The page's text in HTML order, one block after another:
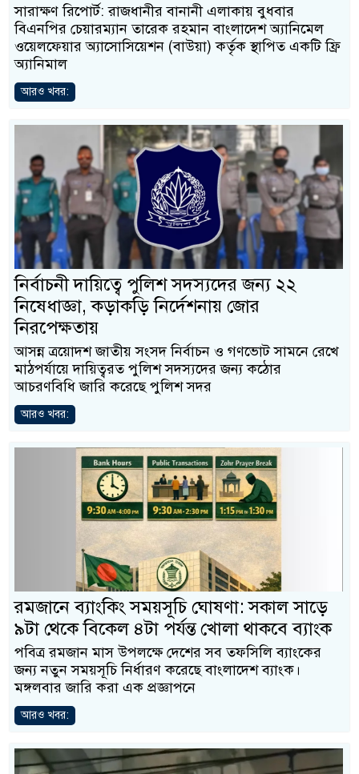
সারাক্ষণ রিপোর্ট: রাজধানীর বানানী এলাকায় বুধবার
বিএনপির চেয়ারম্যান তারেক রহমান বাংলাদেশ অ্যানিমেল
ওয়েলফেয়ার অ্যাসোসিয়েশন (বাউয়া) কর্তৃক স্থাপিত একটি ফ্রি
অ্যানিমাল
আরও খবর:
নির্বাচনী দায়িত্বে পুলিশ সদস্যদের জন্য ২২
নিষেধাজ্ঞা, কড়াকড়ি নির্দেশনায় জোর
নিরপেক্ষতায়
আসন্ন ত্রয়োদশ জাতীয় সংসদ নির্বাচন ও গণভোট সামনে রেখে
মাঠপর্যায়ে দায়িত্বরত পুলিশ সদস্যদের জন্য কঠোর
আচরণবিধি জারি করেছে পুলিশ সদর
আরও খবর:
রমজানে ব্যাংকিং সময়সূচি ঘোষণা: সকাল সাড়ে
৯টা থেকে বিকেল ৪টা পর্যন্ত খোলা থাকবে ব্যাংক
পবিত্র রমজান মাস উপলক্ষে দেশের সব তফসিলি ব্যাংকের
জন্য নতুন সময়সূচি নির্ধারণ করেছে বাংলাদেশ ব্যাংক।
মঙ্গলবার জারি করা এক প্রজ্ঞাপনে
আরও খবর: